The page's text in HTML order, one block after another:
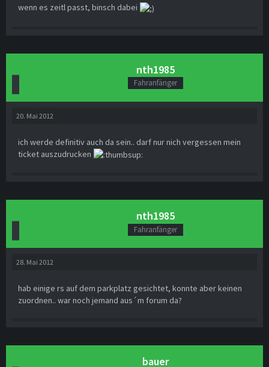
wenn es zeitl passt, binsch dabei
nth1985
Fahranfänger
20. Mai 2012
ich werde definitiv auch da sein.. darf nur nich vergessen mein
ticket auszudrucken
nth1985
Fahranfänger
28. Mai 2012
hab einige rs auf dem parkplatz gesichtet, konnte aber keinen
zuordnen.. war noch jemand aus´m forum da?
bauer